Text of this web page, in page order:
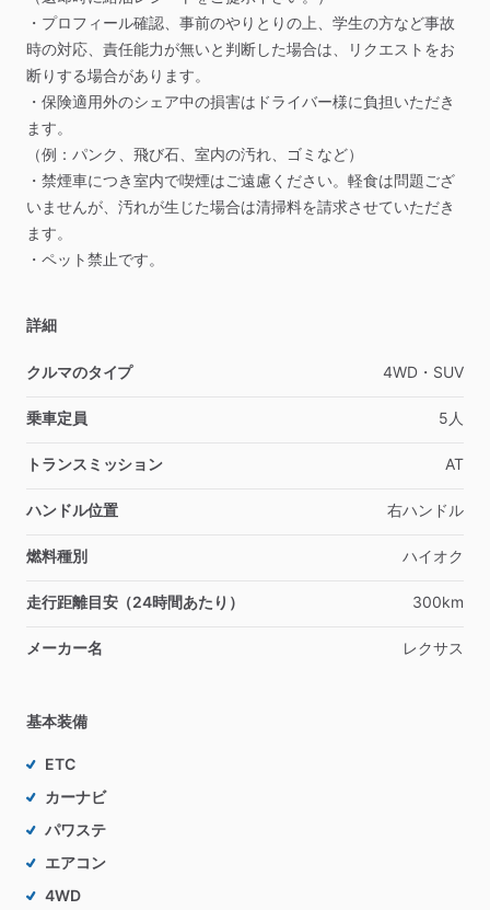
・プロフィール確認、事前のやりとりの上、学生の方など事故
時の対応、責任能力が無いと判断した場合は、リクエストをお
断りする場合があります。
・保険適用外のシェア中の損害はドライバー様に負担いただき
ます。
（例：パンク、飛び石、室内の汚れ、ゴミなど）
・禁煙車につき室内で喫煙はご遠慮ください。軽食は問題ござ
いませんが、汚れが生じた場合は清掃料を請求させていただき
ます。
・ペット禁止です。
詳細
クルマのタイプ 4WD・SUV
乗車定員 5人
トランスミッション AT
ハンドル位置 右ハンドル
燃料種別 ハイオク
走行距離目安（24時間あたり） 300km
メーカー名 レクサス
基本装備
ETC
カーナビ
パワステ
エアコン
4WD